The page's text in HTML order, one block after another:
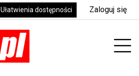
Ułatwienia dostępności Zaloguj się